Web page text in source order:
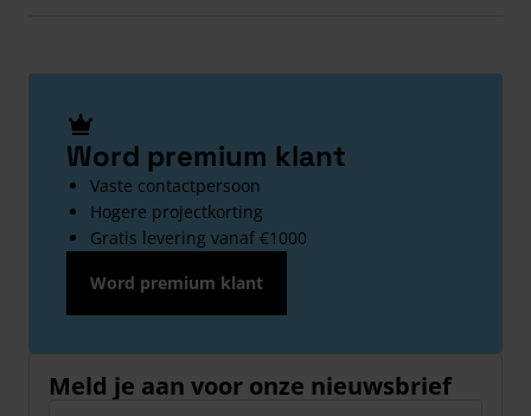
Word premium klant
Vaste contactpersoon
Hogere projectkorting
Gratis levering vanaf €1000
Word premium klant
Meld je aan voor onze nieuwsbrief